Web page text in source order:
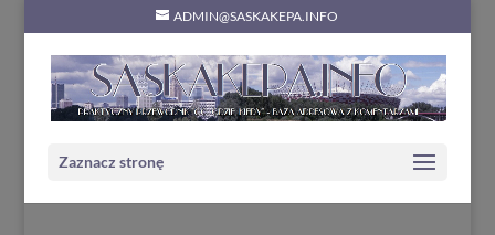
ADMIN@SASKAKEPA.INFO
Zaznacz stronę